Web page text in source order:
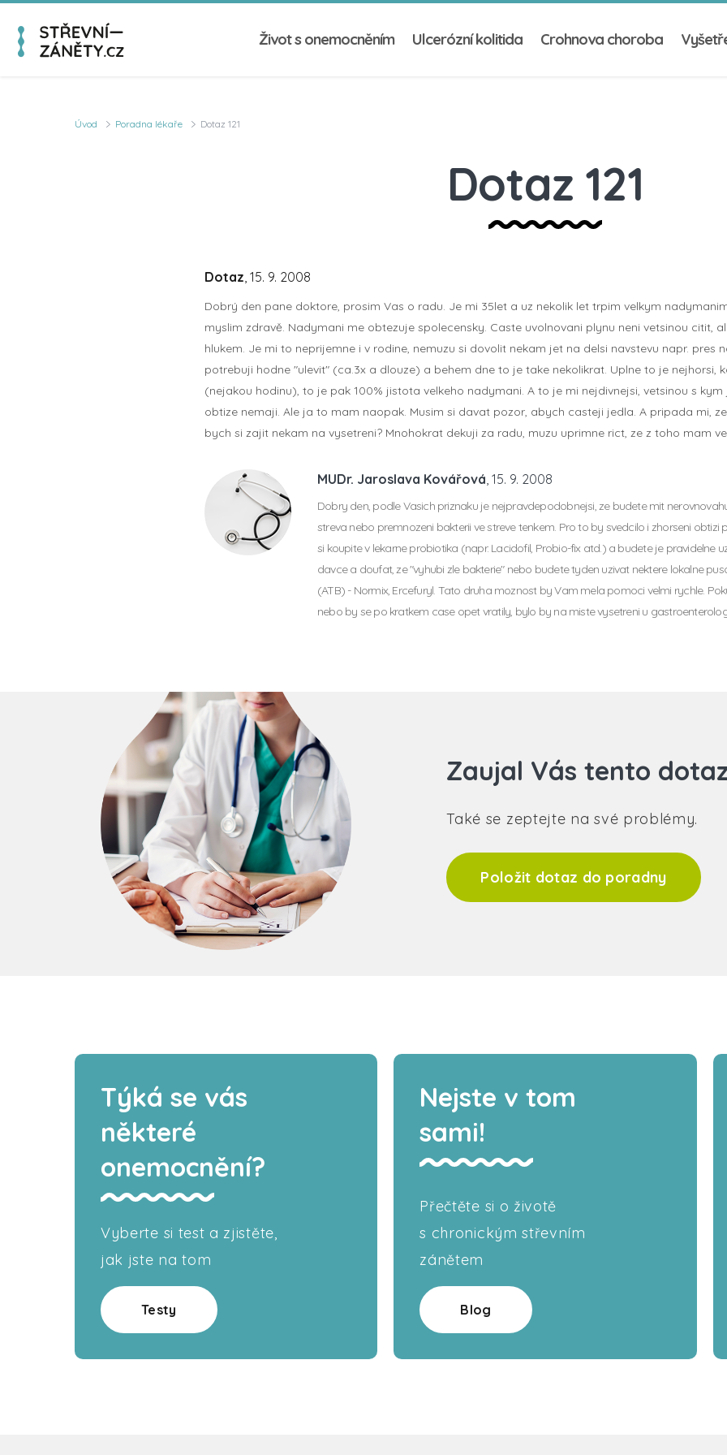
Život s onemocněním Ulcerózní kolitida Crohnova choroba
Úvod Poradna lékaře Dotaz 121
Dotaz 121
Dotaz, 15. 9. 2008
Dobrý den pane doktore, prosim Vas o radu. Je mi 35let a uz nekolik let trpim velkym
myslim zdravě. Nadymani me obtezuje spolecensky. Caste uvolnovani plynu neni vetsinou citit,
hlukem. Je mi to neprijemne i v rodine, nemuzu si dovolit nekam jet na delsi navstevu napr. pres
potrebuji hodne "ulevit" (ca.3x a dlouze) a behem dne to je take nekolikrat. Uplne to je nejhorsi,
(nejakou hodinu), to je pak 100% jistota velkeho nadymani. A to je mi nejdivnejsi, vetsinou s
obtize nemaji. Ale ja to mam naopak. Musim si davat pozor, abych casteji jedla. A pripada mi,
bych si zajit nekam na vysetreni? Mnohokrat dekuji za radu, muzu uprimne rict, ze z toho mam
MUDr. Jaroslava Kovářová , 15. 9. 2008
Dobry den, podle Vasich priznaku je nejpravdepodobnejsi, ze budete mit
streva nebo premnozeni bakterii ve streve tenkem. Pro to by svedcilo i zhorseni obtizi
si koupite v lekarne probiotika (napr. Lacidofil, Probio-fix atd.) a budete je pravidelne
davce a doufat, ze "vyhubi zle bakterie" nebo budete tyden uzivat nektere lokalne
(ATB) - Normix, Ercefuryl. Tato druha moznost by Vam mela pomoci velmi rychle.
nebo by se po kratkem case opet vratily, bylo by na miste vysetreni u
Zaujal Vás tento
Také se zeptejte na své problémy.
Položit dotaz do poradny
Týká se vás
některé
onemocnění?
Vyberte si test a zjistěte,
jak jste na tom
Testy
Nejste v tom
sami!
Přečtěte si o životě
s chronickým střevním
zánětem
Blog